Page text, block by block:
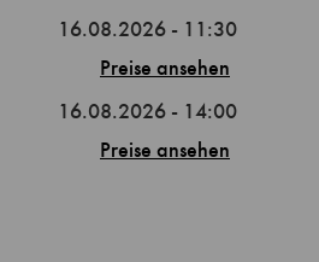
16.08.2026 - 11:30
Preise
16.08.2026 - 14:00
Preise